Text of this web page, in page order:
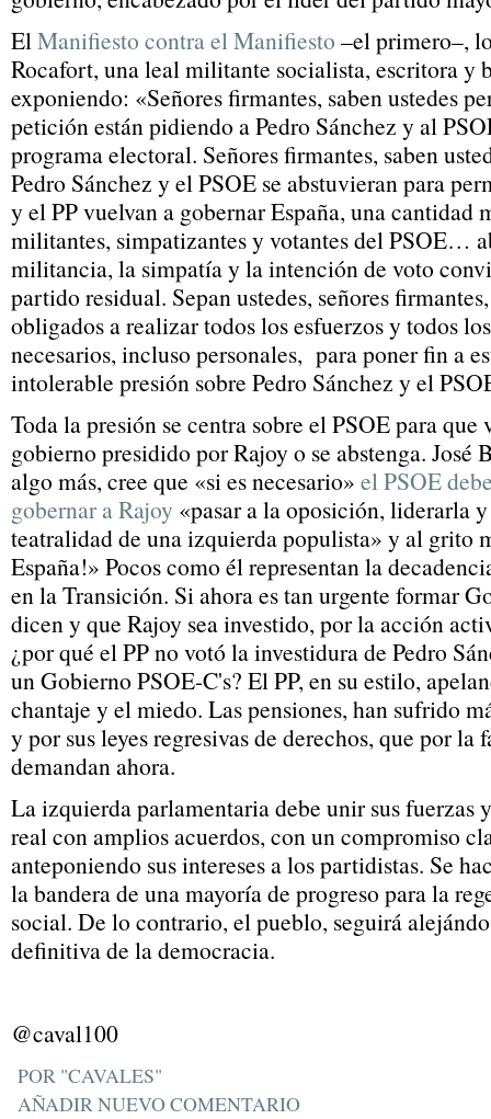
ElManifiesto contra el Manifiesto –el primero–,
Rocafort, una leal militante socialista, escritora y
exponiendo: «Señores firmantes, saben ustedes
petición están pidiendo a Pedro Sánchez y al
programa electoral. Señores firmantes, saben
Pedro Sánchez y el PSOE se abstuvieran para
y el PP vuelvan a gobernar España, una cantidad
militantes, simpatizantes y votantes del PSOE…
militancia, la simpatía y la intención de voto
partido residual. Sepan ustedes, señores
obligados a realizar todos los esfuerzos y todos
necesarios, incluso personales, para poner fin a
intolerable presión sobre Pedro Sánchez y el
Toda la presión se centra sobre el PSOE para que
gobierno presidido por Rajoy o se abstenga. José
algo más, cree que «si es necesario» el PSOE
gobernar a Rajoy «pasar a la oposición, liderarla
teatralidad de una izquierda populista» y al grito
España!» Pocos como él representan la
en la Transición. Si ahora es tan urgente formar
dicen y que Rajoy sea investido, por la acción
¿por qué el PP no votó la investidura de Pedro
un Gobierno PSOE-C's? El PP, en su estilo,
chantaje y el miedo. Las pensiones, han sufrido
y por sus leyes regresivas de derechos, que por la
demandan ahora.
La izquierda parlamentaria debe unir sus fuerzas
real con amplios acuerdos, con un compromiso
anteponiendo sus intereses a los partidistas. Se
la bandera de una mayoría de progreso para la
social. De lo contrario, el pueblo, seguirá
definitiva de la democracia.
@caval100
POR "CAVALES"
AÑADIR NUEVO COMENTARIO